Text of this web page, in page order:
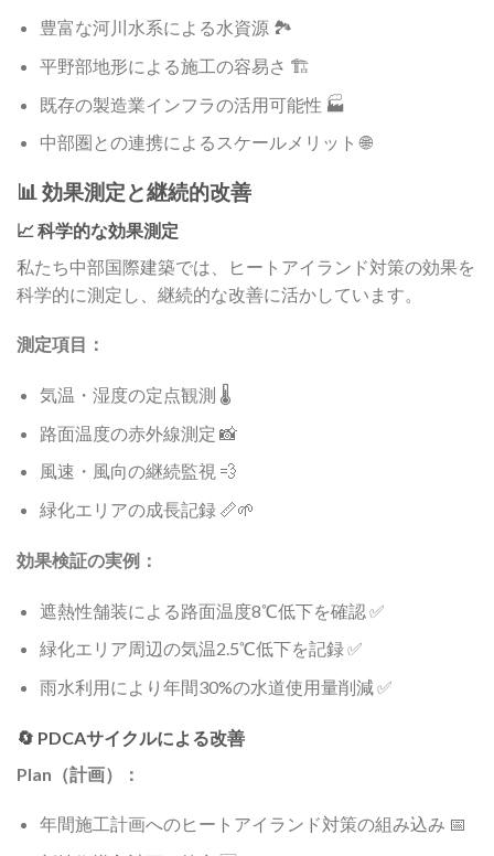
豊富な河川水系による水資源 🏞️
平野部地形による施工の容易さ 🏗️
既存の製造業インフラの活用可能性 🏭
中部圏との連携によるスケールメリット 🌐
📊 効果測定と継続的改善
📈 科学的な効果測定
私たち中部国際建築では、ヒートアイランド対策の効果を
科学的に測定し、継続的な改善に活かしています。
測定項目：
気温・湿度の定点観測 🌡️
路面温度の赤外線測定 📸
風速・風向の継続監視 💨
緑化エリアの成長記録 📏🌱
効果検証の実例：
遮熱性舗装による路面温度8℃低下を確認 ✅
緑化エリア周辺の気温2.5℃低下を記録 ✅
雨水利用により年間30%の水道使用量削減 ✅
🔄 PDCAサイクルによる改善
Plan（計画）：
年間施工計画へのヒートアイランド対策の組み込み 📅